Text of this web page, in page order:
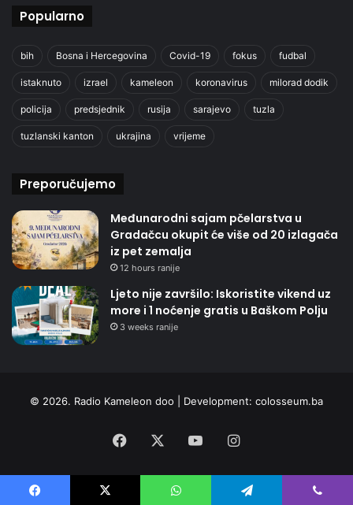
Popularno
bih Bosna i Hercegovina Covid-19 fokus fudbal
istaknuto izrael kameleon koronavirus milorad dodik
policija predsjednik rusija sarajevo tuzla
tuzlanski kanton ukrajina vrijeme
Preporučujemo
Međunarodni sajam pčelarstva u
Gradačcu okupit će više od 20 izlagača
iz pet zemalja
12 hours ranije
Ljeto nije završilo: Iskoristite vikend uz
more i 1 noćenje gratis u Baškom Polju
3 weeks ranije
© 2026. Radio Kameleon doo | Development: colosseum.ba
Facebook YouTubeInstagram